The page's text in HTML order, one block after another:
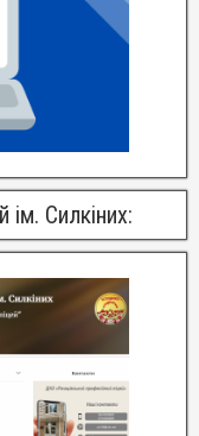
ім. Силкіних: